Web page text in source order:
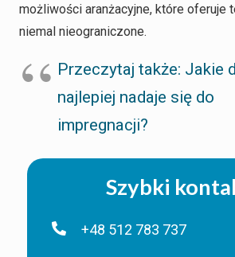
możliwości aranżacyjne, które oferuje
niemal nieograniczone.
Przeczytaj także: Jakie
najlepiej nadaje się do
impregnacji?
Szybki
+48 512 783 737